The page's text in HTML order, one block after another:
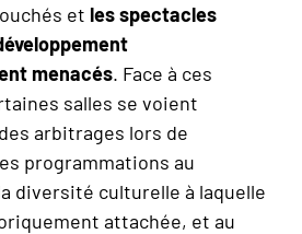
et les spectacles
menacés. Face à ces
salles se voient
arbitrages lors de
programmations au
diversité culturelle à laquelle
attachée, et au